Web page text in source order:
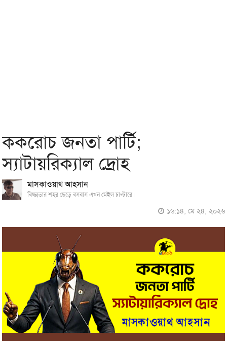
ককরোচ জনতা পার্টি;
স্যাটায়রিক্যাল দ্রোহ
মাসকাওয়াথ আহসান
বিষন্নতার শহর ছেড়ে বসবাস এখন মেইল চাপ্টারে।
১৬:১৪, মে ২৪, ২০২৬